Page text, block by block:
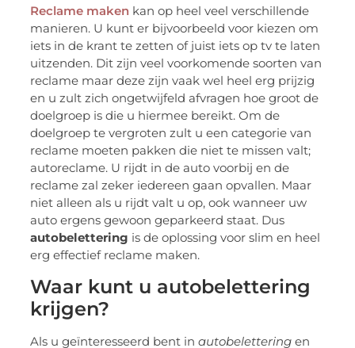
Reclame maken kan op heel veel verschillende
manieren. U kunt er bijvoorbeeld voor kiezen om
iets in de krant te zetten of juist iets op tv te laten
uitzenden. Dit zijn veel voorkomende soorten van
reclame maar deze zijn vaak wel heel erg prijzig
en u zult zich ongetwijfeld afvragen hoe groot de
doelgroep is die u hiermee bereikt. Om de
doelgroep te vergroten zult u een categorie van
reclame moeten pakken die niet te missen valt;
autoreclame. U rijdt in de auto voorbij en de
reclame zal zeker iedereen gaan opvallen. Maar
niet alleen als u rijdt valt u op, ook wanneer uw
auto ergens gewoon geparkeerd staat. Dus
autobelettering is de oplossing voor slim en heel
erg effectief reclame maken.
Waar kunt u autobelettering
krijgen?
Als u geïnteresseerd bent inautobelettering en